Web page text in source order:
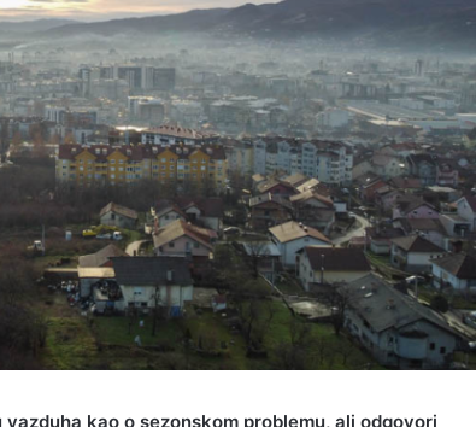
kao o sezonskom problemu, ali odgovori